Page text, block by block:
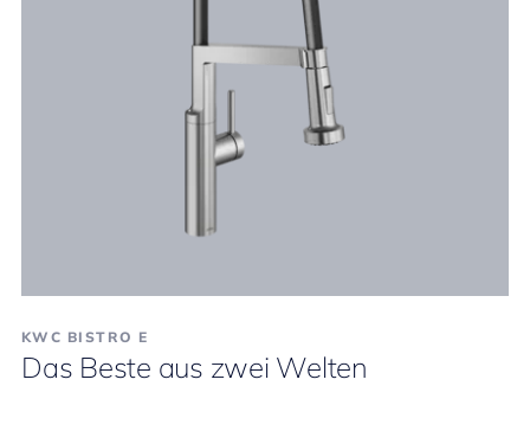
KWC BISTRO E
Das Beste aus zwei Welten